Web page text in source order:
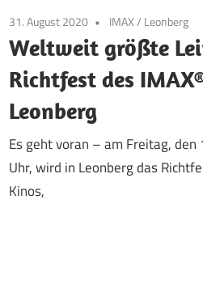
31. August 2020 IMAX/ Leonberg
Weltweit größte
Richtfest des
Leonberg
Es geht voran – am Freitag,
Uhr, wird in Leonberg das
Kinos,